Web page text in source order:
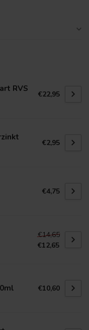
RVS
€22,95
€2,95
€4,75
€14,65
€12,65
€10,60